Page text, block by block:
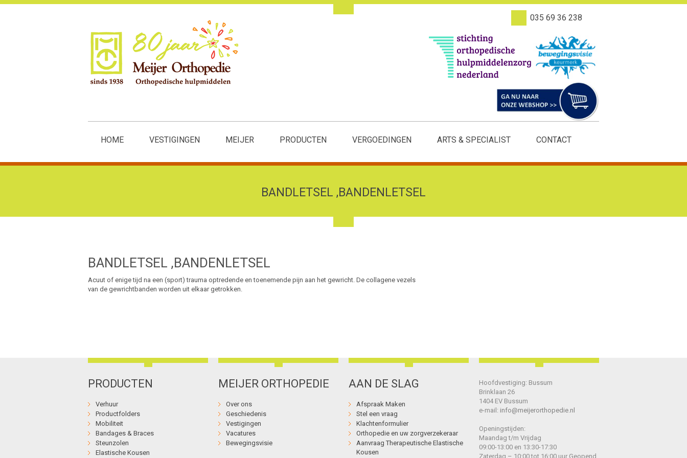
035 69 36 238
HOME VESTIGINGEN MEIJER PRODUCTEN VERGOEDINGEN ARTS & SPECIALIST CONTACT
BANDLETSEL ,BANDENLETSEL
BANDLETSEL ,BANDENLETSEL
Acuut of enige tijd na een (sport) trauma optredende en toenemende pijn aan het gewricht. De collagene vezels
van de gewrichtbanden worden uit elkaar getrokken.
PRODUCTEN
Verhuur
Productfolders
Mobiliteit
Bandages & Braces
Steunzolen
Elastische Kousen
MEIJER ORTHOPEDIE
Over ons
Geschiedenis
Vestigingen
Vacatures
Bewegingsvisie
AAN DE SLAG
Afspraak Maken
Stel een vraag
Klachtenformulier
Orthopedie en uw zorgverzekeraar
Aanvraag Therapeutische Elastische
Kousen
Hoofdvestiging: Bussum
Brinklaan 26
1404 EV Bussum
e-mail: info@meijerorthopedie.nl
Openingstijden:
Maandag t/m Vrijdag
09:00-13:00 en 13:30-17:30
Zaterdag – 10:00 tot 16:00 uur Geopend